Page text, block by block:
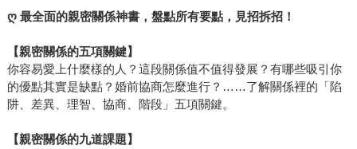
ღ 最全面的親密關係神書，盤點所有要點，見招拆招！
【親密關係的五項關鍵】
你容易愛上什麼樣的人？這段關係值不值得發展？有哪些吸引你
的優點其實是缺點？婚前協商怎麼進行？……了解關係裡的「陷
阱、差異、理智、協商、階段」五項關鍵。
【親密關係的九道課題】